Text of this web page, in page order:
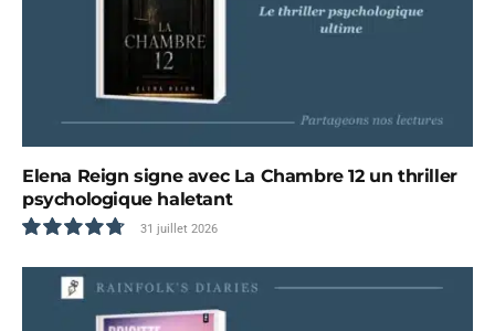
Elena Reign signe avec La Chambre 12 un thriller
psychologique haletant
9.6
31 juillet 2026